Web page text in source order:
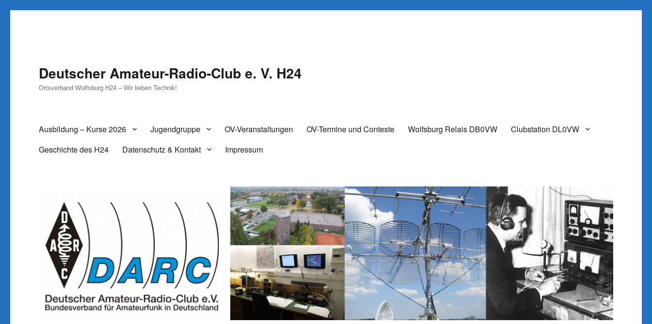
Deutscher Amateur-Radio-Club e. V. H24
Ortsverband Wolfsburg H24 – Wir lieben Technik!
Ausbildung – Kurse 2026 Jugendgruppe OV-Veranstaltungen OV-Termine und Conteste Wolfsburg Relais DB0VW
Clubstation DL0VW
Geschichte des H24
Datenschutz & Kontakt Impressum